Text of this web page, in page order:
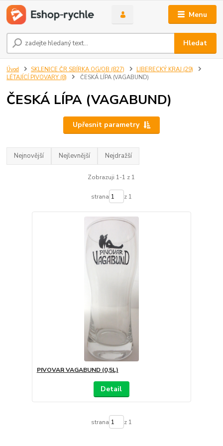
Menu
Hledat
Úvod SKLENICE ČR SBÍRKA OG/OB (827)
LIBERECKÝ KRAJ (29)
LÉTAJÍCÍ PIVOVARY (8)
ČESKÁ LÍPA (VAGABUND)
ČESKÁ LÍPA (VAGABUND)
Upřesnit parametry
Nejnovější Nejlevnější Nejdražší
Zobrazuji 1-1 z 1
strana z 1
PIVOVAR VAGABUND (0,5L)
Detail
strana z 1